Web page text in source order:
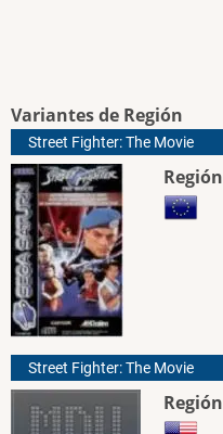
Variantes de Región
Street Fighter: The Movie
Región
Street Fighter: The Movie
Región